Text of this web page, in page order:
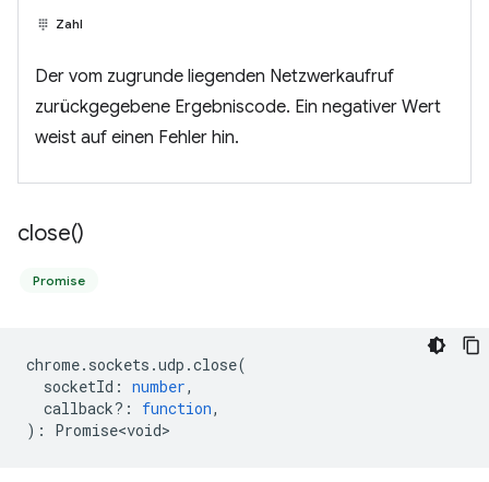
Zahl
Der vom zugrunde liegenden Netzwerkaufruf
zurückgegebene Ergebniscode. Ein negativer Wert
weist auf einen Fehler hin.
close()
Promise
chrome. sockets .udp .close(
socketId : number,
callback? : function,
) : Promise<void>